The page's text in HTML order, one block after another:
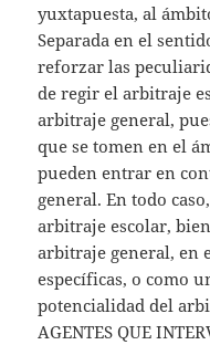
yuxtapuesta, al
Separada en el
reforzar las
de regir el arbitraje
arbitraje general,
que se tomen en el
pueden entrar en
general. En todo
arbitraje escolar,
arbitraje general, en
específicas, o como
potencialidad del
AGENTES QUE